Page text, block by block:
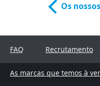
Os
FAQ Recrutamento
As marcas que temos à